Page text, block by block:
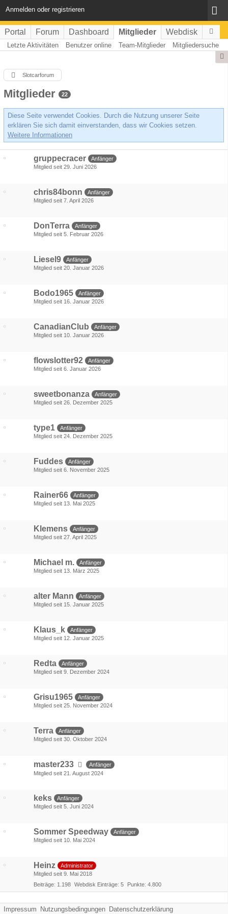
Anmelden oder registrieren
Portal Forum Dashboard Mitglieder Webdisk
Letzte Aktivitäten Benutzer online Team-Mitglieder Mitgliedersuche
Slotcarforum
Mitglieder 22
Diese Seite verwendet Cookies. Durch die Nutzung unserer Seite
erklären Sie sich damit einverstanden, dass wir Cookies setzen.
Weitere Informationen
gruppecracer
Anfänger
Mitglied seit 29. Juni 2026
chris84bonn
Anfänger
Mitglied seit 7. April 2026
DonTerra
Anfänger
Mitglied seit 5. Februar 2026
Liesel9
Anfänger
Mitglied seit 20. Januar 2026
Bodo1965
Anfänger
Mitglied seit 16. Januar 2026
CanadianClub
Anfänger
Mitglied seit 10. Januar 2026
flowslotter92
Anfänger
Mitglied seit 6. Januar 2026
sweetbonanza
Anfänger
Mitglied seit 26. Dezember 2025
type1
Anfänger
Mitglied seit 24. Dezember 2025
Fuddes
Anfänger
Mitglied seit 6. November 2025
Rainer66
Anfänger
Mitglied seit 13. Mai 2025
Klemens
Anfänger
Mitglied seit 27. April 2025
Michael m.
Anfänger
Mitglied seit 13. März 2025
alter Mann
Anfänger
Mitglied seit 15. Januar 2025
Klaus_k
Anfänger
Mitglied seit 12. Januar 2025
Redta
Anfänger
Mitglied seit 9. Dezember 2024
Grisu1965
Anfänger
Mitglied seit 25. November 2024
Terra
Anfänger
Mitglied seit 30. Oktober 2024
master233
Anfänger
Mitglied seit 21. August 2024
keks
Anfänger
Mitglied seit 5. Juni 2024
Sommer Speedway
Anfänger
Mitglied seit 10. Mai 2024
Heinz
Administrator
Mitglied seit 9. Mai 2018
Beiträge 1.198 Webdisk Einträge 5 Punkte 4.800
Impressum Nutzungsbedingungen Datenschutzerklärung